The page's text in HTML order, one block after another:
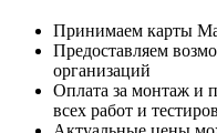
Принимаем карты
Предоставляем
организаций
Оплата за монтаж и
всех работ и